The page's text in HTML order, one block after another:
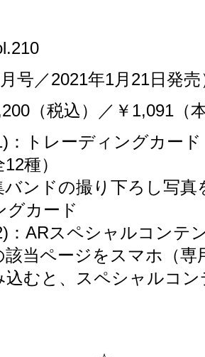
月号／2021年1月21日発
（税込）／￥1,091（
：トレーディングカー
種）
ンドの撮り下ろし写真
グカード
：ARスペシャルコンテ
当ページをスマホ（専
込むと、スペシャルコ